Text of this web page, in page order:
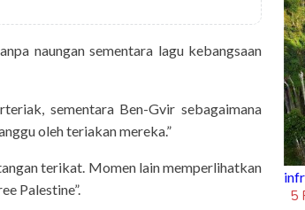
naungan sementara lagu kebangsaan
sementara Ben-Gvir sebagaimana
oleh teriakan mereka.”
terikat. Momen lain memperlihatkan
Palestine”.
Barcelona,
inframe
5 Fakta Unik Air Terjun